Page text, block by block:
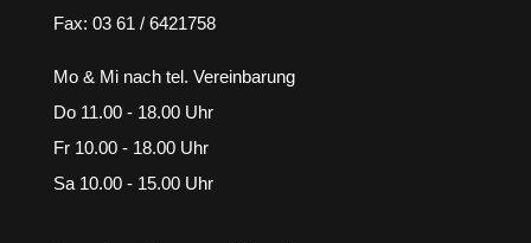
Fax: 03 61 / 6421758
Mo & Mi nach tel. Vereinbarung
Do 11.00 - 18.00 Uhr
Fr 10.00 - 18.00 Uhr
Sa 10.00 - 15.00 Uhr